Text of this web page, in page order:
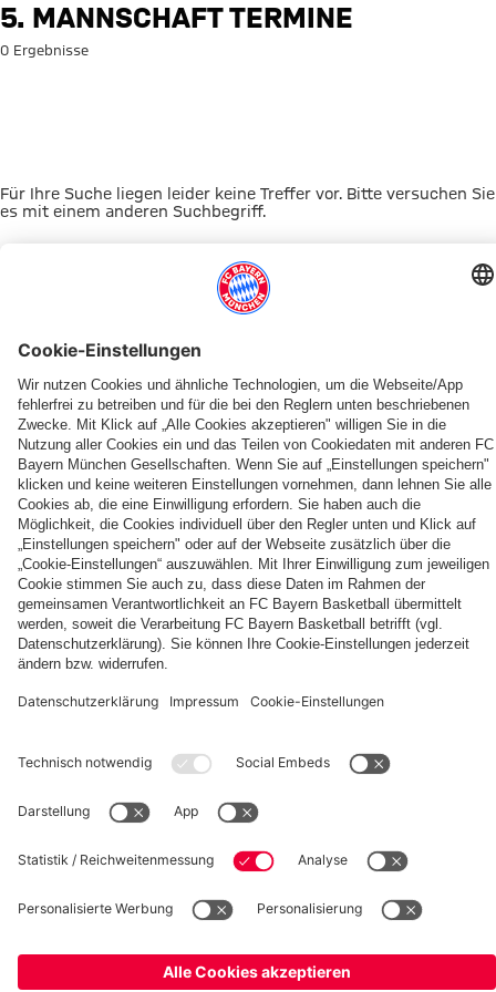
Suche: 5. Mannschaft Termine
5. MANNSCHAFT TERMINE
0 Ergebnisse
Für Ihre Suche liegen leider keine Treffer vor. Bitte versuchen Sie
es mit einem anderen Suchbegriff.
Zur Startseite
DAS KÖNNTE DICH INTERESSIEREN
UNSERE MASKOTTCHEN
Berni,
Mia
und
Ben
ALLIANZ ARENA
FC
Bayern
KIDS
CLUB-
Zone
EVENTANMELDUNG
KIDS
CLUB-
Fußballcamps
MYFCBAYERN
Entdecke
deinen
persönlichen
Fanbereich
Impressum
Datenschutz AGB Barrierefreiheit Hinweisgebersystem
Verträge hier kündigen Cookie Einstellungen